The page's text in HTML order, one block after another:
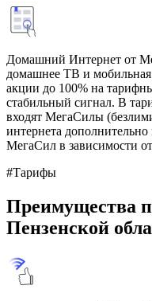
Домашний Интернет от
домашнее ТВ и мобильная
акции до 100% на
стабильный сигнал. В
входят МегаСилы
интернета
МегаСил в зависимости
#Тарифы
Преимущества
Пензенской